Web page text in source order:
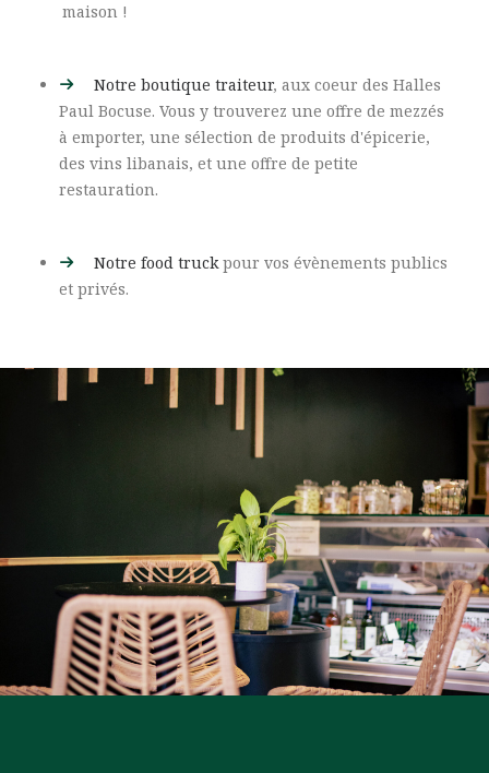
maison !
Notre boutique traiteur, aux coeur des Halles
Paul Bocuse. Vous y trouverez une offre de mezzés
à emporter, une sélection de produits d'épicerie,
des vins libanais, et une offre de petite
restauration.
Notre food truckpour vos évènements publics
et privés.